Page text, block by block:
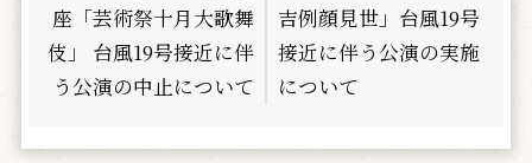
座「芸術祭十月大歌舞
伎」 台風19号接近に伴
う公演の中止について
吉例顔見世」台風19号
接近に伴う公演の実施
について